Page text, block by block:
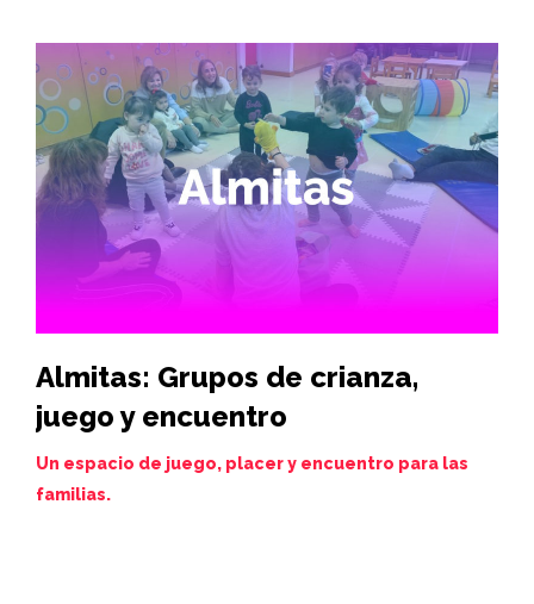
Almitas: Grupos de crianza,
juego y encuentro
Un espacio de juego, placer y encuentro para las
familias.